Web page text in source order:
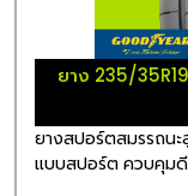
ยาง 235/
ยางสปอร์ตสมรรถน
แบบสปอร์ต ควบคุมดี